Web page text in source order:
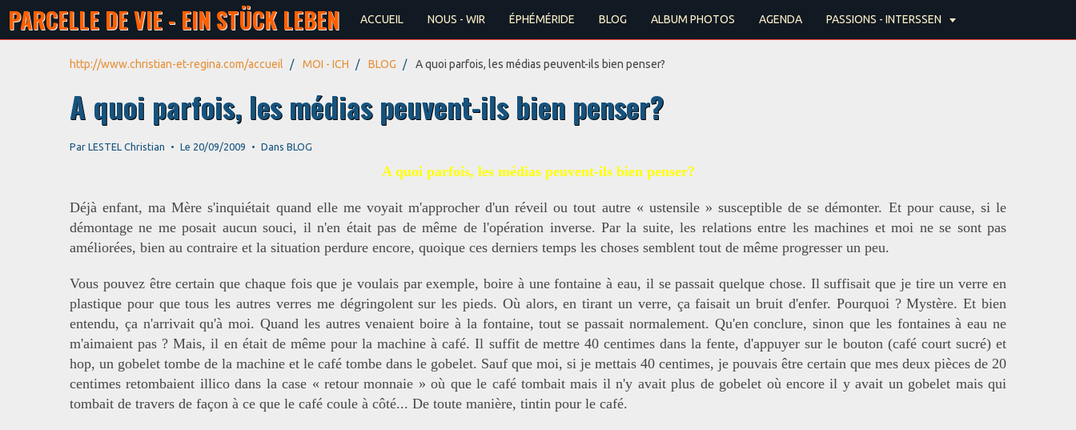
PARCELLE DE VIE - EIN STÜCK LEBEN ACCUEIL NOUS - WIR ÉPHÉMÉRIDE BLOG ALBUM PHOTOS AGENDA PASSIONS - INTERSSEN
http://www.christian-et-regina.com/accueil MOI - ICH BLOG A quoi parfois, les médias peuvent-ils bien penser?
A quoi parfois, les médias peuvent-ils bien penser?
Par LESTEL Christian Le 20/09/2009 Dans BLOG
A quoi parfois, les médias peuvent-ils bien penser?
Déjà enfant, ma Mère s'inquiétait quand elle me voyait m'approcher d'un réveil ou tout autre « ustensile » susceptible de se démonter. Et pour cause, si le
démontage ne me posait aucun souci, il n'en était pas de même de l'opération inverse. Par la suite, les relations entre les machines et moi ne se sont pas
améliorées, bien au contraire et la situation perdure encore, quoique ces derniers temps les choses semblent tout de même progresser un peu.
Vous pouvez être certain que chaque fois que je voulais par exemple, boire à une fontaine à eau, il se passait quelque chose. Il suffisait que je tire un verre en
plastique pour que tous les autres verres me dégringolent sur les pieds. Où alors, en tirant un verre, ça faisait un bruit d'enfer. Pourquoi ? Mystère. Et bien
entendu, ça n'arrivait qu'à moi. Quand les autres venaient boire à la fontaine, tout se passait normalement. Qu'en conclure, sinon que les fontaines à eau ne
m'aimaient pas ? Mais, il en était de même pour la machine à café. Il suffit de mettre 40 centimes dans la fente, d'appuyer sur le bouton (café court sucré) et
hop, un gobelet tombe de la machine et le café tombe dans le gobelet. Sauf que moi, si je mettais 40 centimes, je pouvais être certain que mes deux pièces de 20
centimes retombaient illico dans la case « retour monnaie » où que le café tombait mais il n'y avait plus de gobelet où encore il y avait un gobelet mais qui
tombait de travers de façon à ce que le café coule à côté... De toute manière, tintin pour le café.